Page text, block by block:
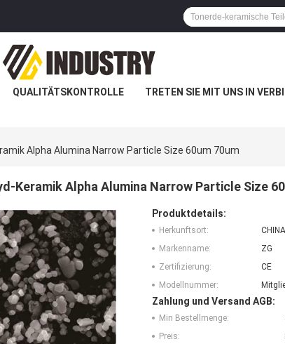
QUALITÄTSKONTROLLE TRETEN SIE MIT UNS IN
Alpha Alumina Narrow Particle Size 60um 70um
Keramik Alpha Alumina Narrow Particle Size
Produktdetails:
Herkunftsort:
CHINA
Markenname:
ZG
Zertifizierung:
CE
Modellnummer:
Zahlung und Versand AGB:
Min Bestellmenge:
Preis: